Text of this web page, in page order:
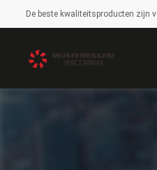
De beste kwaliteitsproducten zijn